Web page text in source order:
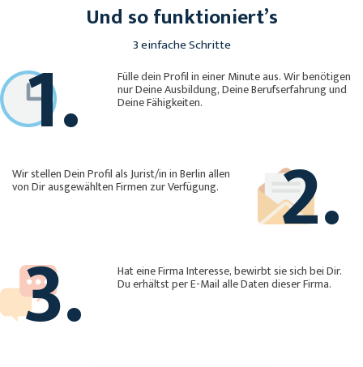
Und so funktioniert’s
3 einfache Schritte
1. Fülle dein Profil in einer Minute aus. Wir benötigen
nur Deine Ausbildung, Deine Berufserfahrung und
Deine Fähigkeiten.
2.
Wir stellen Dein Profil als Jurist/in in Berlin allen
von Dir ausgewählten Firmen zur Verfügung.
3. Hat eine Firma Interesse, bewirbt sie sich bei Dir.
Du erhältst per E-Mail alle Daten dieser Firma.